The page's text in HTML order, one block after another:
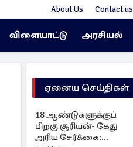
About Us Contact us
விளையாட்டு அரசியல்
ஏனைய செய்திகள்
18 ஆண்டுகளுக்குப்
பிறகு சூரியன்- கேது
அரிய சேர்க்கை: